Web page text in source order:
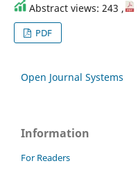
Abstract views: 243 ,
PDF
Open Journal Systems
Information
For Readers